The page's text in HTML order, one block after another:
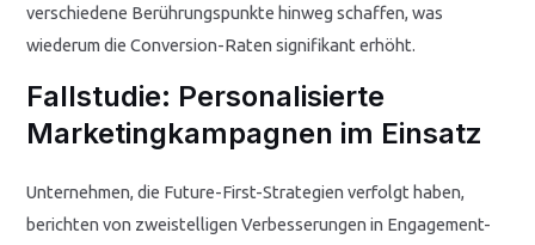
verschiedene Berührungspunkte hinweg schaffen, was
wiederum die Conversion-Raten signifikant erhöht.
Fallstudie: Personalisierte
Marketingkampagnen im Einsatz
Unternehmen, die Future-First-Strategien verfolgt haben,
berichten von zweistelligen Verbesserungen in Engagement-